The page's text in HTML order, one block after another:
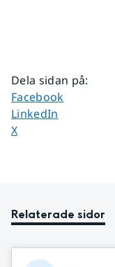
Dela sidan på:
Dela sidan på
Facebook
Dela sidan på
LinkedIn
Dela sidan på
X
Relaterade sidor